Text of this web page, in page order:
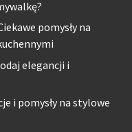
pomysły na
elegancji i
i pomysły na stylowe